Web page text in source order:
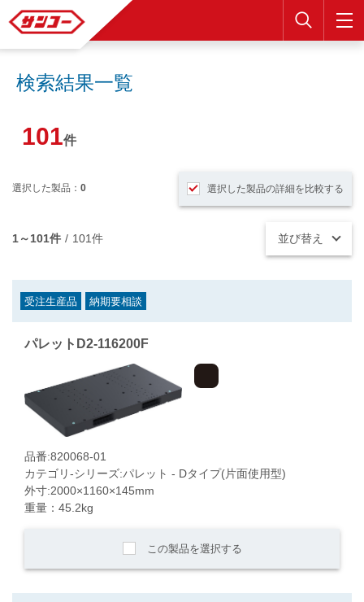
検索
検索結果一覧
101件
選択した製品： 0 選択した製品の詳細を比較する
1～101件 / 101件 並び替え
受注生産品 納期要相談
パレットD2-116200F
品番:820068-01
カテゴリ-シリーズ:パレット - Dタイプ(片面使用型)
外寸:2000×1160×145mm
重量：45.2kg
この製品を選択する